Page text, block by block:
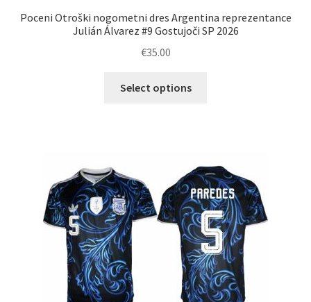
Poceni Otroški nogometni dres Argentina reprezentance
Julián Álvarez #9 Gostujoči SP 2026
€35.00
Select options
Možnosti
lahko
izberete
na
strani
izdelka